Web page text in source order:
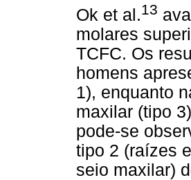
Ok et al.13
molares
TCFC. Os
homens
1), enquanto
maxilar (tipo
pode-se
tipo 2 (raízes
seio maxilar)